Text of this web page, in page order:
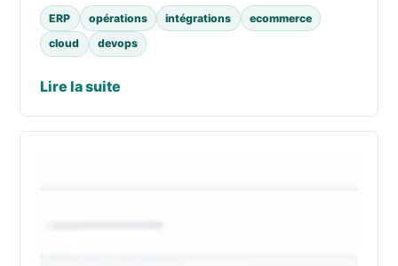
ERP opérations intégrations
ecommerce
cloud
devops
Lire la suite